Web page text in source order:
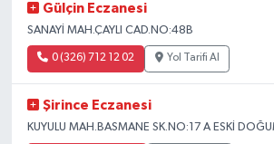
Gülçin Eczanesi
SANAYİ MAH.ÇAYLI CAD.NO:48B
0 (326) 712 12 02 Yol Tarifi Al
Şirince Eczanesi
KUYULU MAH.BASMANE SK.NO:17 A ESKİ